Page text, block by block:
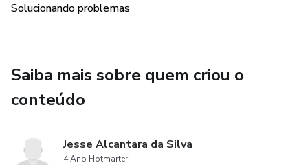
Solucionando problemas
Saiba mais sobre quem criou o
conteúdo
Jesse Alcantara da Silva
4 Ano Hotmarter